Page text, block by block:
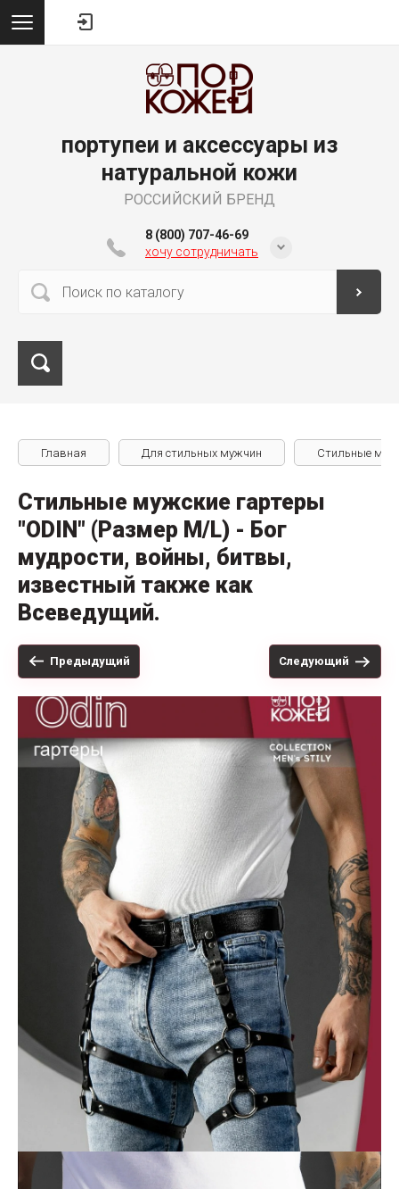
портупеи и аксессуары из
натуральной кожи
РОССИЙСКИЙ БРЕНД
8 (800) 707-46-69
хочу сотрудничать
Главная Для стильных мужчин Стильные
Стильные мужские гартеры
"ODIN" (Размер M/L) - Бог
мудрости, войны, битвы,
известный также как
Всеведущий.
Предыдущий Следующий